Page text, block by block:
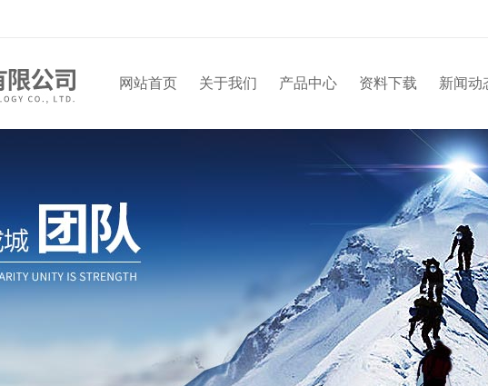
网站首页 关于我们 产品中心 资料下载 新闻动